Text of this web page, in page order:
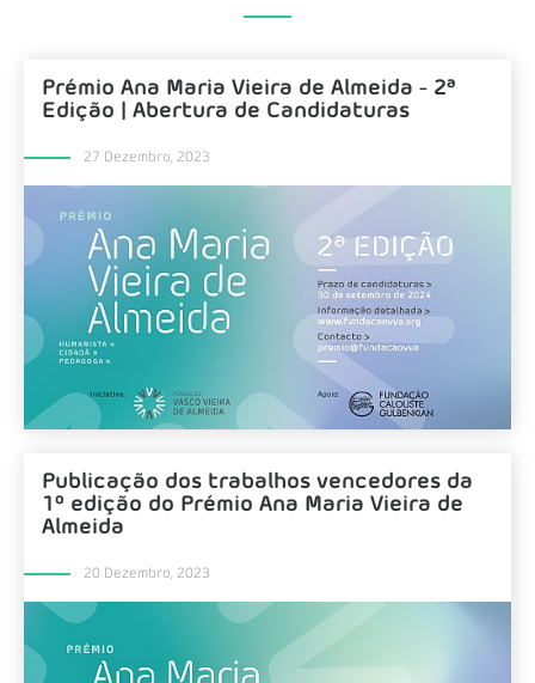
Prémio Ana Maria Vieira de Almeida - 2ª
Edição | Abertura de Candidaturas
27 Dezembro, 2023
Publicação dos trabalhos vencedores da
1º edição do Prémio Ana Maria Vieira de
Almeida
20 Dezembro, 2023